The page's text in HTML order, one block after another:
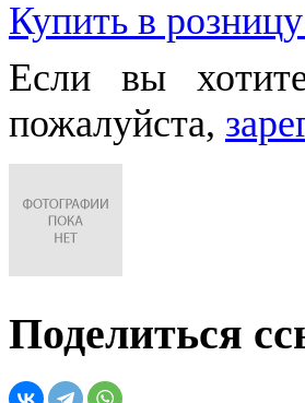
Купить в
Если вы
пожалуйста,
Поделиться